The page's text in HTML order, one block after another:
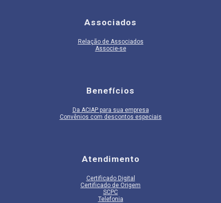
Associados
Relação de Associados
Associe-se
Benefícios
Da ACIAP para sua empresa
Convênios com descontos especiais
Atendimento
Certificado Digital
Certificado de Origem
SCPC
Telefonia